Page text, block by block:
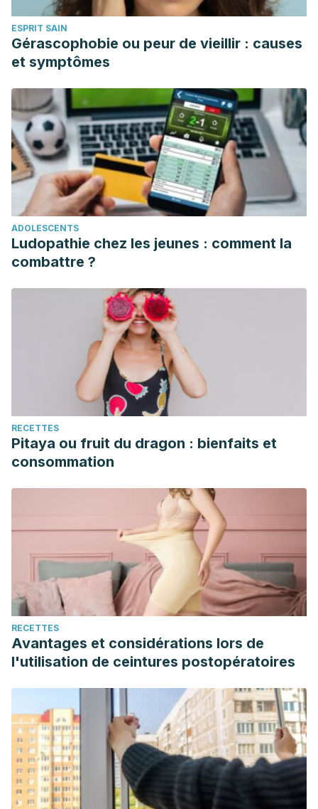
ESPRIT SAIN
Gérascophobie ou peur de vieillir : causes
et symptômes
ADOLESCENTS
Ludopathie chez les jeunes : comment la
combattre ?
RECETTES
Pitaya ou fruit du dragon : bienfaits et
consommation
RECETTES
Avantages et considérations lors de
l'utilisation de ceintures postopératoires